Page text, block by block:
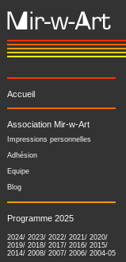
Accueil
Association Mir-w-Art
Impressions personnelles
Adhésion
Equipe
Blog
Programme 2025
2024/ 2023/ 2022/ 2021/ 2020/
2019/ 2018/ 2017/ 2016/ 2015/
2014/ 2008/ 2007/ 2006/ 2004-05